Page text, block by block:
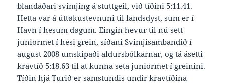
blandaðari svimjing á stuttgeil, við tíðini 5:11.41.
Hetta var á úttøkustevnuni til landsdyst, sum er í
Havn í hesum døgum. Eingin hevur til nú sett
juniormet í hesi grein, síðani Svimjisambandið í
august 2008 umskipaði aldursbólkarnar, og tá ásetti
kravtíð 5:18.63 til at kunna seta juniormet í greinini.
Tíðin hjá Turið er samstundis undir kravtíðina